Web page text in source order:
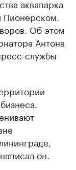
аквапарка
Пионерском.
Об этом
Антона
службы
он.